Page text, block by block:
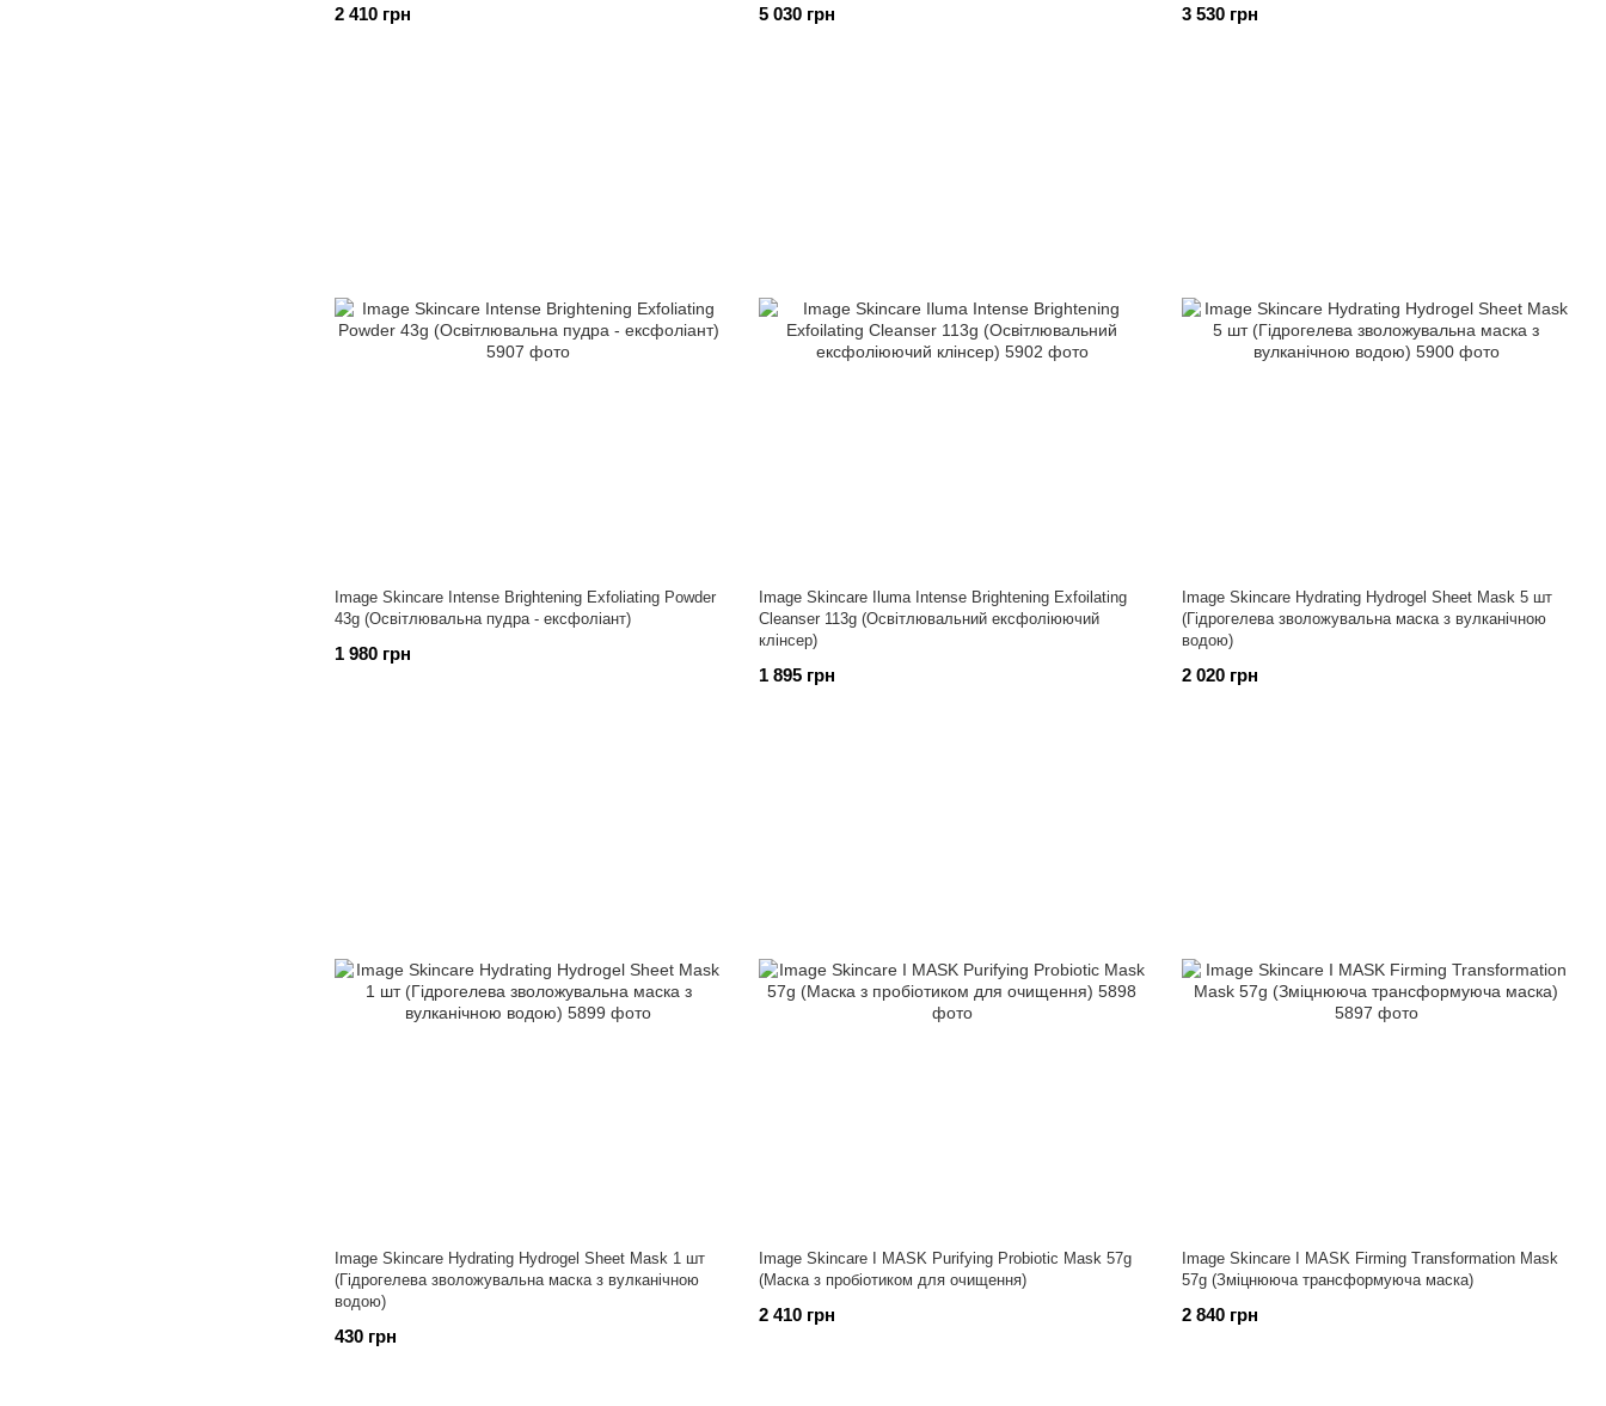
2 410 грн 5 030 грн 3 530 грн
Image Skincare Intense Brightening Exfoliating Powder
43g (Освітлювальна пудра - ексфоліант)
1 980 грн
Image Skincare Iluma Intense Brightening Exfoilating
Cleanser 113g (Освітлювальний ексфоліюючий
клінсер)
1 895 грн
Image Skincare Hydrating Hydrogel Sheet Mask 5 шт
(Гідрогелева зволожувальна маска з вулканічною
водою)
2 020 грн
Image Skincare Hydrating Hydrogel Sheet Mask 1 шт
(Гідрогелева зволожувальна маска з вулканічною
водою)
430 грн
Image Skincare I MASK Purifying Probiotic Mask 57g
(Маска з пробіотиком для очищення)
2 410 грн
Image Skincare I MASK Firming Transformation Mask
57g (Зміцнююча трансформуюча маска)
2 840 грн